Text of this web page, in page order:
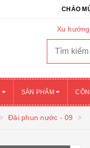
CHÀO MỪNG
Xu
SẢN PHẨM
Đài phun nước - 09